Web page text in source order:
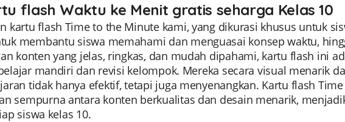
flash Waktu ke Menit gratis seharga Kelas 10
kartu flash Time to the Minute kami, yang dikurasi khusus untuk
membantu siswa memahami dan menguasai konsep waktu,
konten yang jelas, ringkas, dan mudah dipahami, kartu flash ini
mandiri dan revisi kelompok. Mereka secara visual menarik
tidak hanya efektif, tetapi juga menyenangkan. Kartu flash
sempurna antara konten berkualitas dan desain menarik,
siswa kelas 10.